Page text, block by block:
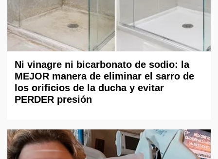
Ni vinagre ni bicarbonato de sodio: la
MEJOR manera de eliminar el sarro de
los orificios de la ducha y evitar
PERDER presión